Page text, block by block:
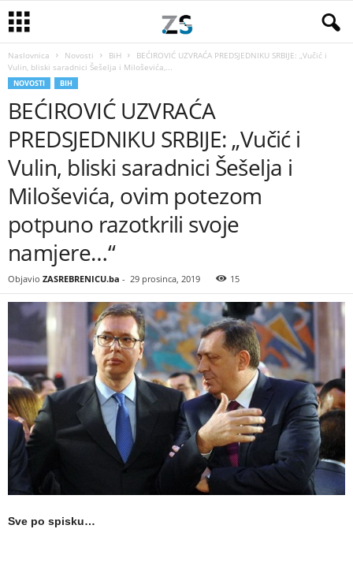
Naslovnica Novosti BiH
BEĆIROVIĆ UZVRAĆA PREDSJEDNIKU SRBIJE: „Vučić i
Vulin, bliski saradnici Šešelja i Miloševića,...
NOVOSTI BIH
BEĆIROVIĆ UZVRAĆA
PREDSJEDNIKU SRBIJE: „Vučić i
Vulin, bliski saradnici Šešelja i
Miloševića, ovim potezom
potpuno razotkrili svoje
namjere…“
Objavio ZASREBRENICU.ba - 29 prosinca, 2019 15
Sve po spisku…